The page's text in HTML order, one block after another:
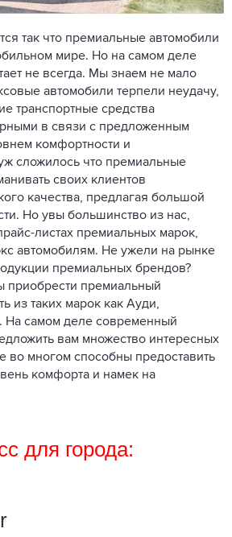
так что премиальные автомобили
мире. Но на самом деле
не всегда. Мы знаем не мало
автомобили терпели неудачу,
транспортные средства
в связи с предложенным
комфортности и
сложилось что премиальные
своих клиентов
качества, предлагая большой
Но увы большинство из нас,
листах премиальных марок,
автомобилям. Не ужели на рынке
премиальных брендов?
премиальный
из таких марок как Ауди,
На самом деле современный
вам множество интересных
во многом способны предоставить
комфорта и намек на
для города: